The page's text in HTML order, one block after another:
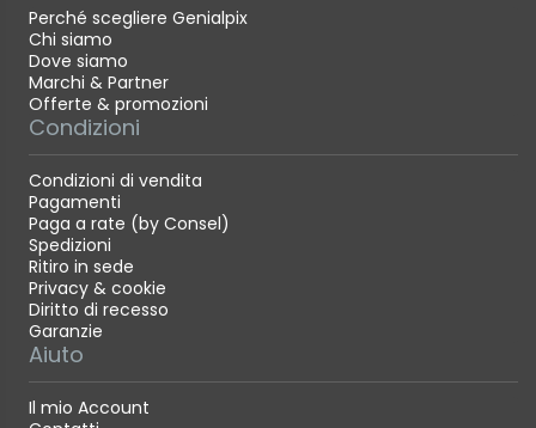
Perché scegliere Genialpix
Chi siamo
Dove siamo
Marchi & Partner
Offerte & promozioni
Condizioni
Condizioni di vendita
Pagamenti
Paga a rate (by Consel)
Spedizioni
Ritiro in sede
Privacy & cookie
Diritto di recesso
Garanzie
Aiuto
Il mio Account